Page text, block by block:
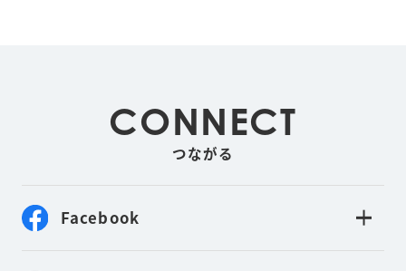
CONNECT
つながる
Facebook